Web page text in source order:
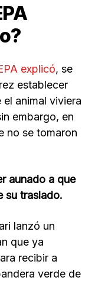
explicó, se
establecer
animal viviera
embargo, en
no se tomaron
aunado a que
su traslado.
lanzó un
que ya
recibir a
verde de